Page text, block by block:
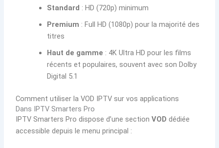
Standard : HD (720p) minimum
Premium : Full HD (1080p) pour la majorité des
titres
Haut de gamme : 4K Ultra HD pour les films
récents et populaires, souvent avec son Dolby
Digital 5.1
Comment utiliser la VOD IPTV sur vos applications
Dans IPTV Smarters Pro
IPTV Smarters Pro dispose d’une sectionVOD dédiée
accessible depuis le menu principal :